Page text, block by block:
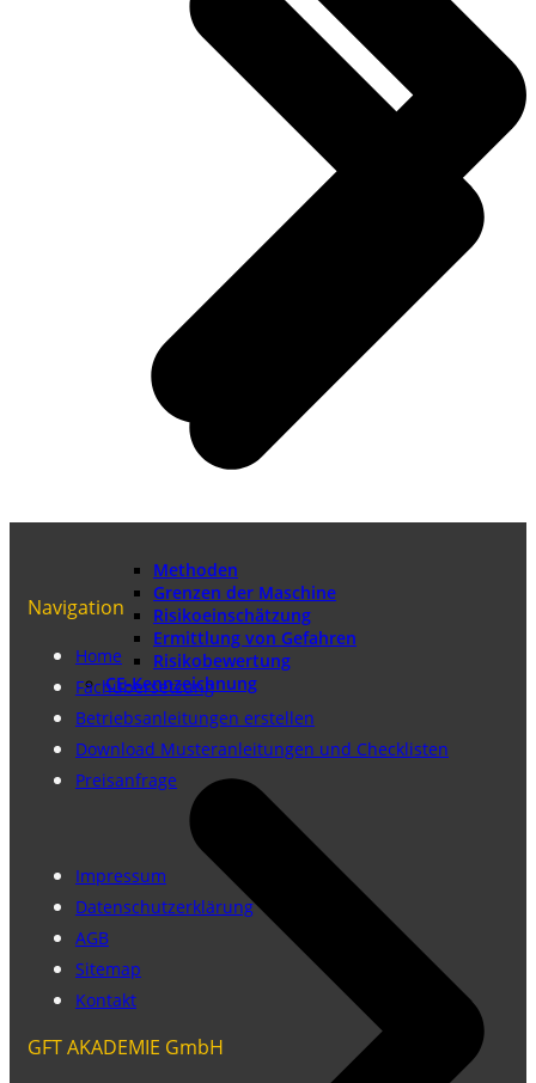
Methoden
Grenzen der Maschine
Risikoeinschätzung
Ermittlung von Gefahren
Risikobewertung
CE-Kennzeichnung
Navigation
Home
Fachübersetzung
Betriebsanleitungen erstellen
Download Musteranleitungen und Checklisten
Preisanfrage
Impressum
Datenschutzerklärung
AGB
Sitemap
Kontakt
GFT AKADEMIE GmbH